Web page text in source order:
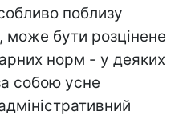
поблизу
може бути розцінене
норм - у деяких
собою усне